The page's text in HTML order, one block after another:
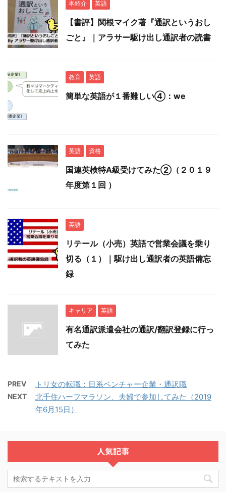
本紹介 英語
【書評】関根マイク著『通訳というおし
ごと』｜アラサー駆け出し通訳者の読書
教育 英語
簡単な英語が１番難しい④：we
英語 資格
国連英検特A級受けてみた②（２０１９
年度第１回 ）
英語
リテール（小売）英語で営業会議を乗り
切る（１）｜駆け出し通訳者の英語備忘
録
キャリア 英語
有名通訳派遣会社の通訳/翻訳登録に行っ
てみた
PREV トリ女の転職：日系ベンチャー企業・通訳職
NEXT
北千住ハーフマラソン、夫婦で参加してみた（2019
年6月15日）
人気記事